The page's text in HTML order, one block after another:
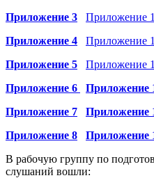
Приложение 3
Приложение
Приложение 4
Приложение
Приложение 5
Приложение
Приложение 6
Приложение
Приложение 7
Приложение
Приложение 8
Приложение
В рабочую группу по
слушаний вошли: